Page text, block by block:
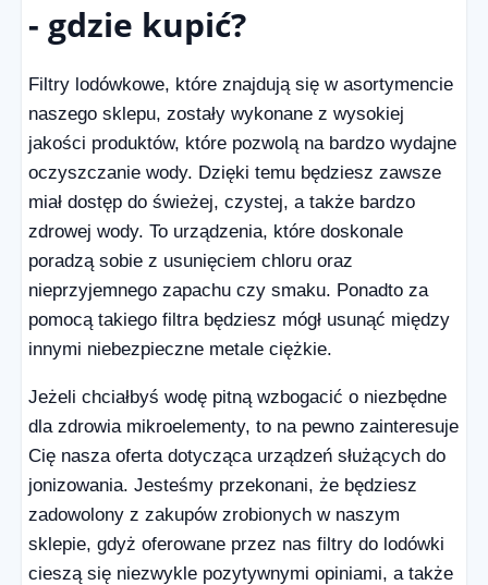
- gdzie kupić?
Filtry lodówkowe, które znajdują się w asortymencie
naszego sklepu, zostały wykonane z wysokiej
jakości produktów, które pozwolą na bardzo wydajne
oczyszczanie wody. Dzięki temu będziesz zawsze
miał dostęp do świeżej, czystej, a także bardzo
zdrowej wody. To urządzenia, które doskonale
poradzą sobie z usunięciem chloru oraz
nieprzyjemnego zapachu czy smaku. Ponadto za
pomocą takiego filtra będziesz mógł usunąć między
innymi niebezpieczne metale ciężkie.
Jeżeli chciałbyś wodę pitną wzbogacić o niezbędne
dla zdrowia mikroelementy, to na pewno zainteresuje
Cię nasza oferta dotycząca urządzeń służących do
jonizowania. Jesteśmy przekonani, że będziesz
zadowolony z zakupów zrobionych w naszym
sklepie, gdyż oferowane przez nas filtry do lodówki
cieszą się niezwykle pozytywnymi opiniami, a także